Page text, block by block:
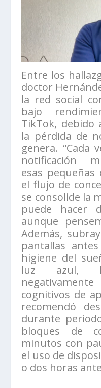
Entre los
doctor
la red social
bajo
TikTok, debido
la pérdida de
genera. “Cada
notificación
esas pequeñas
el flujo de
se consolide la
puede hacer
aunque
Además,
pantallas
higiene del
luz azul,
cognitivos de
recomendó
durante
bloques de
minutos con
el uso de
o dos horas